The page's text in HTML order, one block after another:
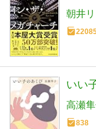
朝井
いい
高瀬
838